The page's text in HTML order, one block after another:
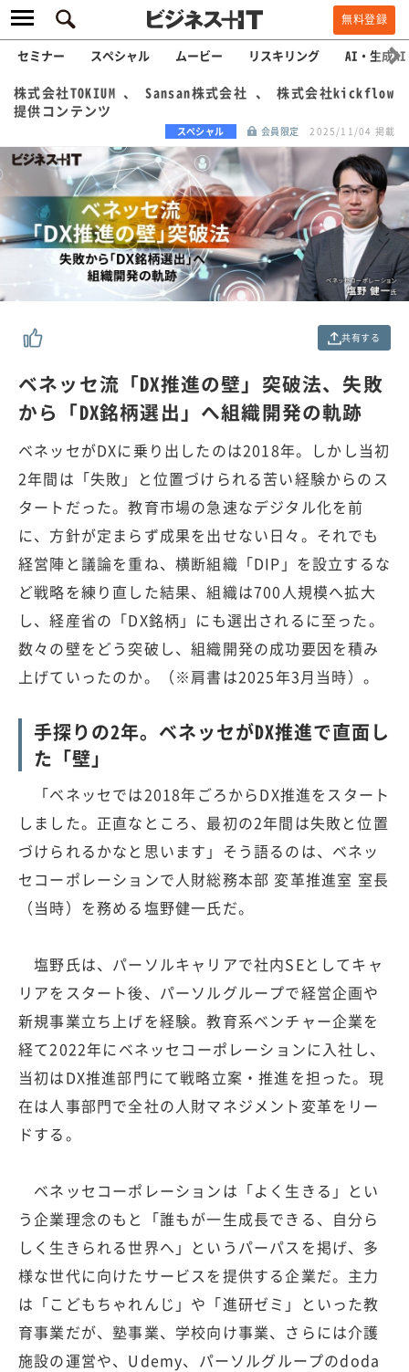
無料登録
セミナー スペシャル ムービー リスキリング AI・生成AI
株式会社TOKIUM 、 Sansan株式会社 、 株式会社kickflow
提供コンテンツ
スペシャル 会員限定 2025/11/04 掲載
共有する
ベネッセ流「DX推進の壁」突破法、失敗
から「DX銘柄選出」へ組織開発の軌跡
ベネッセがDXに乗り出したのは2018年。しかし当初
2年間は「失敗」と位置づけられる苦い経験からのス
タートだった。教育市場の急速なデジタル化を前
に、方針が定まらず成果を出せない日々。それでも
経営陣と議論を重ね、横断組織「DIP」を設立するな
ど戦略を練り直した結果、組織は700人規模へ拡大
し、経産省の「DX銘柄」にも選出されるに至った。
数々の壁をどう突破し、組織開発の成功要因を積み
上げていったのか。（※肩書は2025年3月当時）。
手探りの2年。ベネッセがDX推進で直面し
た「壁」
「ベネッセでは2018年ごろからDX推進をスタート
しました。正直なところ、最初の2年間は失敗と位置
づけられるかなと思います」そう語るのは、ベネッ
セコーポレーションで人財総務本部 変革推進室 室長
（当時）を務める塩野健一氏だ。
塩野氏は、パーソルキャリアで社内SEとしてキャ
リアをスタート後、パーソルグループで経営企画や
新規事業立ち上げを経験。教育系ベンチャー企業を
経て2022年にベネッセコーポレーションに入社し、
当初はDX推進部門にて戦略立案・推進を担った。現
在は人事部門で全社の人財マネジメント変革をリー
ドする。
ベネッセコーポレーションは「よく生きる」とい
う企業理念のもと「誰もが一生成長できる、自分ら
しく生きられる世界へ」というパーパスを掲げ、多
様な世代に向けたサービスを提供する企業だ。主力
は「こどもちゃれんじ」や「進研ゼミ」といった教
育事業だが、塾事業、学校向け事業、さらには介護
施設の運営や、Udemy、パーソルグループのdoda